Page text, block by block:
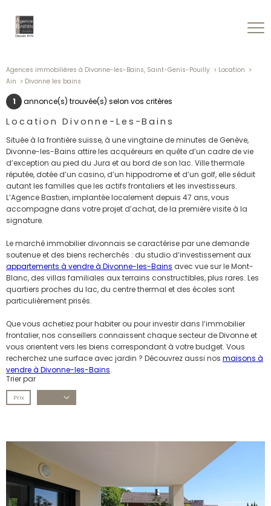
Agences immobilières à Divonne-les-Bains, Saint-Genis-Pouilly
Location
Ain
Divonne les bains
1 annonce(s) trouvée(s) selon vos critères
Location Divonne-Les-Bains
Située à la frontière suisse, à une vingtaine de minutes de Genève,
Divonne-les-Bains attire les acquéreurs en quête d’un cadre de vie
d’exception au pied du Jura et au bord de son lac. Ville thermale
réputée, dotée d’un casino, d’un hippodrome et d’un golf, elle séduit
autant les familles que les actifs frontaliers et les investisseurs.
L’Agence Bastien, implantée localement depuis 47 ans, vous
accompagne dans votre projet d’achat, de la première visite à la
signature.
Le marché immobilier divonnais se caractérise par une demande
soutenue et des biens recherchés : du studio d’investissement aux
appartements à vendre à Divonne-les-Bains avec vue sur le Mont-
Blanc, des villas familiales aux terrains constructibles, plus rares. Les
quartiers proches du lac, du centre thermal et des écoles sont
particulièrement prisés.
Que vous achetiez pour habiter ou pour investir dans l’immobilier
frontalier, nos conseillers connaissent chaque secteur de Divonne et
vous orientent vers les biens correspondant à votre budget. Vous
recherchez une surface avec jardin ? Découvrez aussi nos maisons à
vendre à Divonne-les-Bains.
Trier par
Prix